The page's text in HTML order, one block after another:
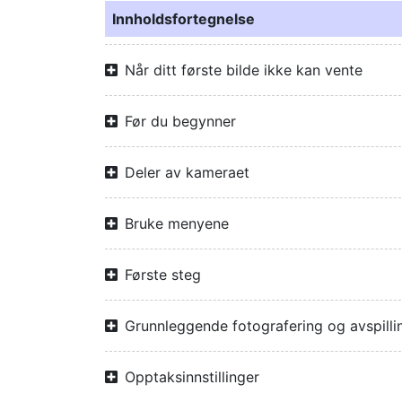
Innholdsfortegnelse
Når ditt første bilde ikke kan vente
Før du begynner
Deler av kameraet
Bruke menyene
Første steg
Grunnleggende fotografering og
Opptaksinnstillinger